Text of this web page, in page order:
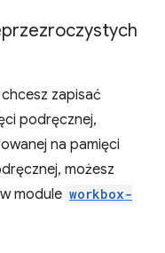
zapisać
podręcznej,
na pamięci
możesz
module workbox-